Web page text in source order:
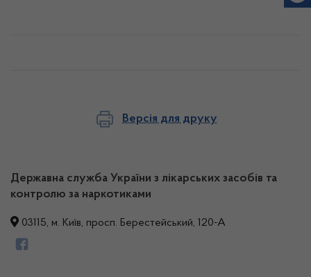
Версія для друку
Державна служба України з лікарських засобів та
контролю за наркотиками
03115, м. Київ, просп. Берестейський, 120-А